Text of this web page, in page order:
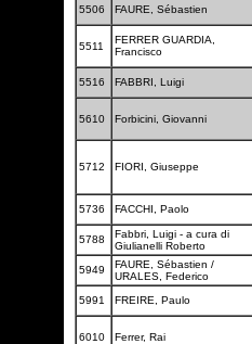
5506 FAURE, Sébastien
5511
FERRER GUARDIA,
Francisco
5516 FABBRI, Luigi
5610 Forbicini, Giovanni
5712 FIORI, Giuseppe
5736 FACCHI, Paolo
5788
Fabbri, Luigi - a cura di
Giulianelli Roberto
5949
FAURE, Sébastien /
URALES, Federico
5991 FREIRE, Paulo
6010 Ferrer, Rai